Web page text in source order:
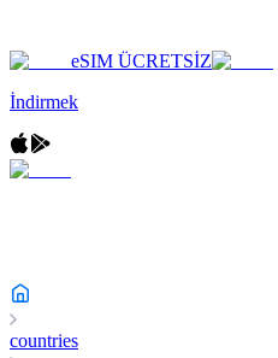
eSIM ÜCRETSİZ
İndirmek
countries